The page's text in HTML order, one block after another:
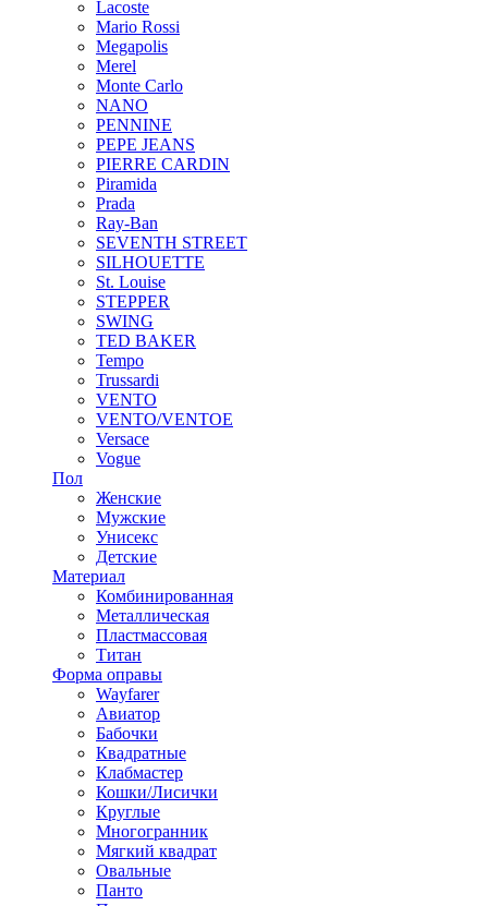
Lacoste
Mario Rossi
Megapolis
Merel
Monte Carlo
NANO
PENNINE
PEPE JEANS
PIERRE CARDIN
Piramida
Prada
Ray-Ban
SEVENTH STREET
SILHOUETTE
St. Louise
STEPPER
SWING
TED BAKER
Tempo
Trussardi
VENTO
VENTO/VENTOE
Versace
Vogue
Пол
Женские
Мужские
Унисекс
Детские
Материал
Комбинированная
Металлическая
Пластмассовая
Титан
Форма оправы
Wayfarer
Авиатор
Бабочки
Квадратные
Клабмастер
Кошки/Лисички
Круглые
Многогранник
Мягкий квадрат
Овальные
Панто